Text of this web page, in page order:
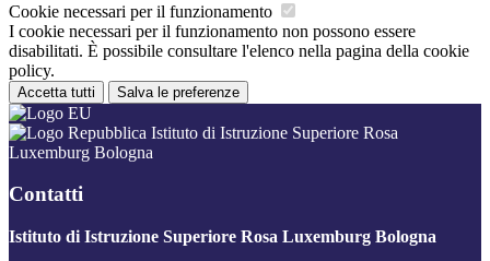
Cookie necessari per il funzionamento
I cookie necessari per il funzionamento non possono essere
disabilitati. È possibile consultare l'elenco nella pagina della cookie
policy.
Accetta tutti Salva le preferenze
Istituto di Istruzione Superiore Rosa
Luxemburg Bologna
Contatti
Istituto di Istruzione Superiore Rosa Luxemburg Bologna